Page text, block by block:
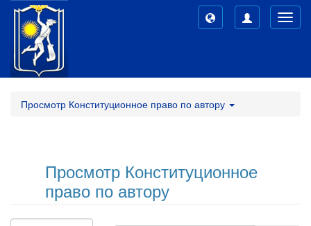
Просмотр Конституционное право по автору
Просмотр Конституционное
право по автору